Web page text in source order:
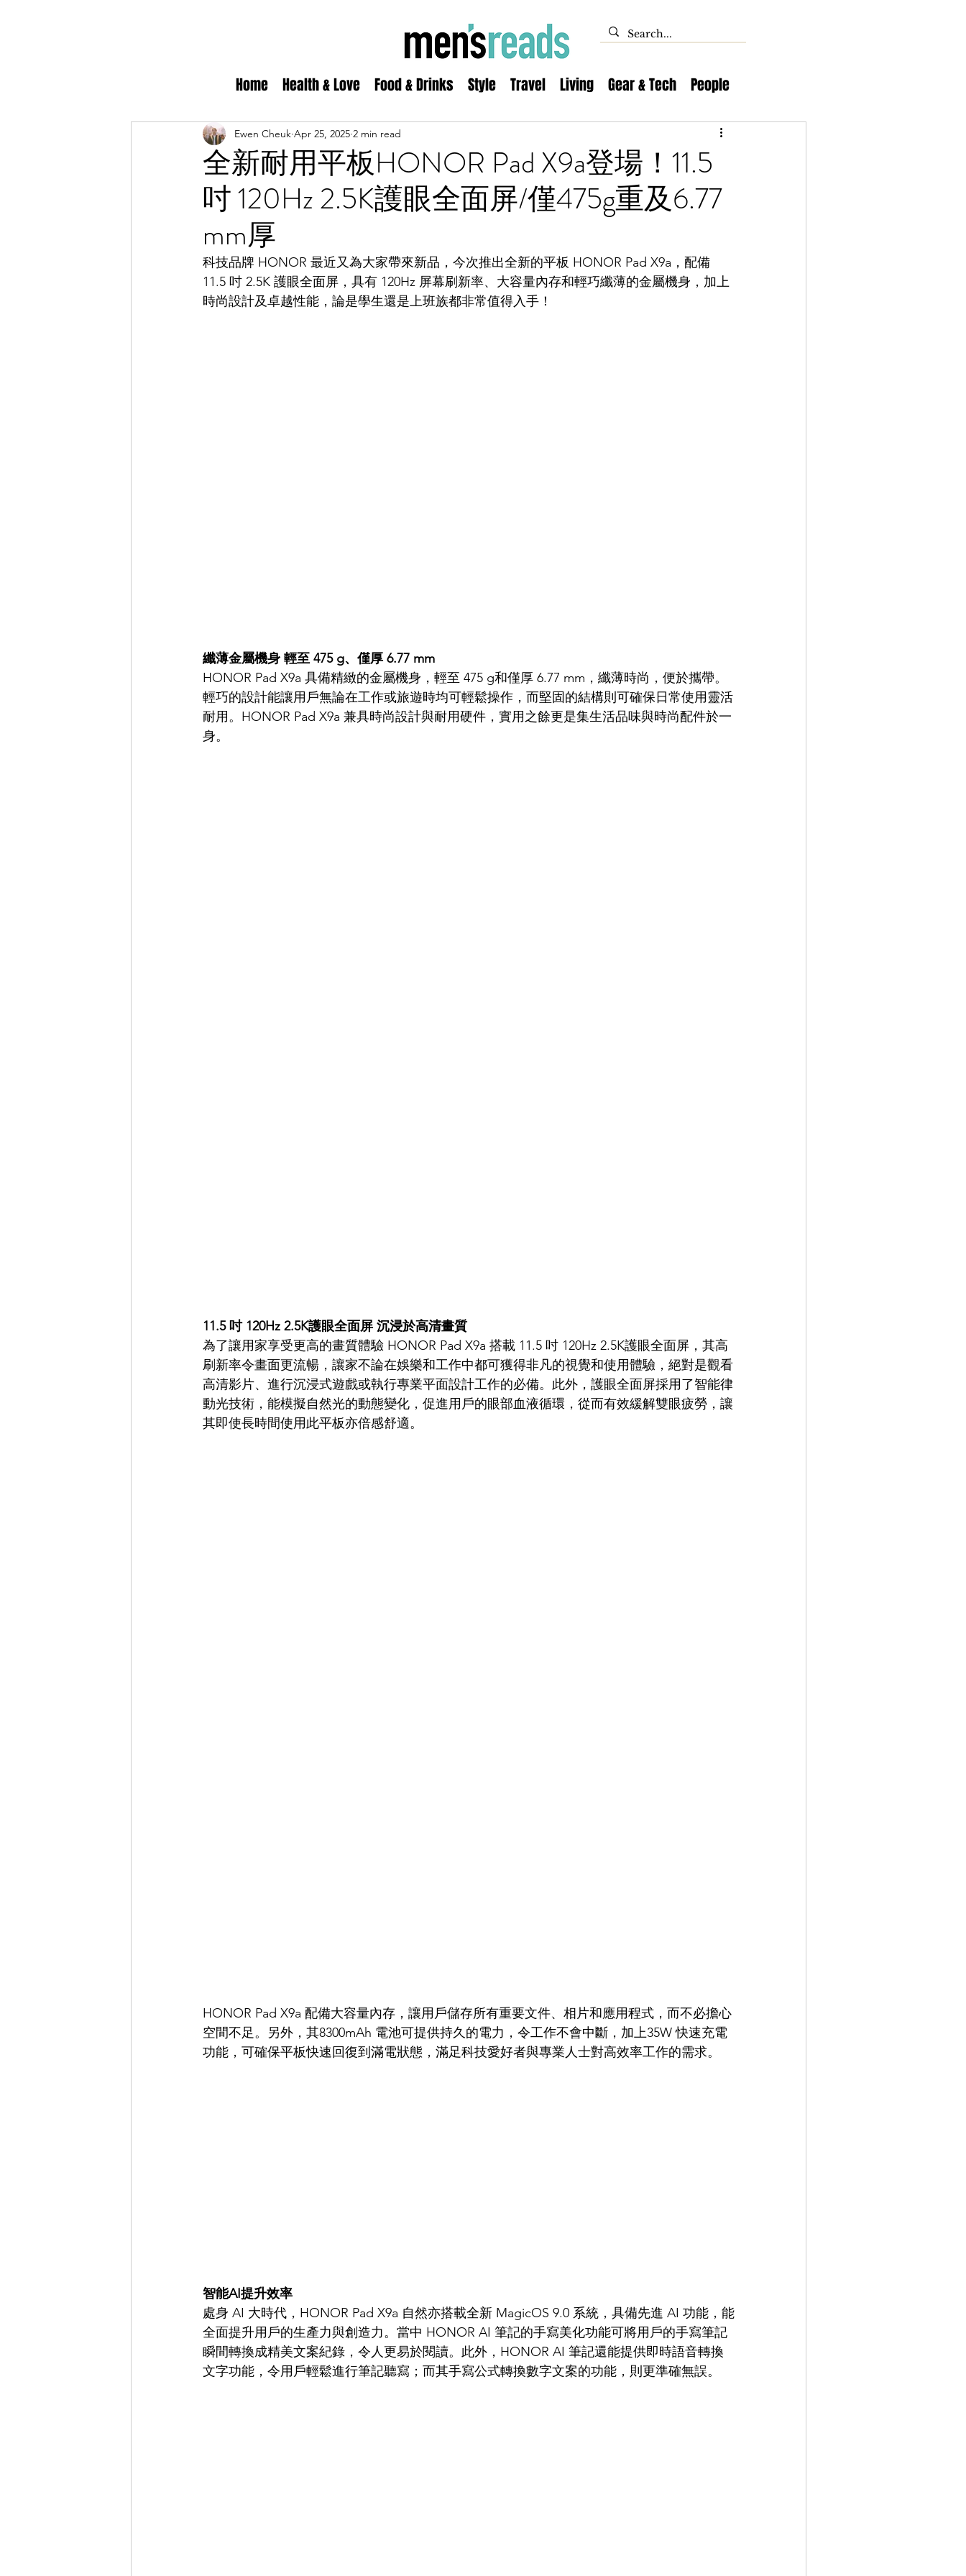
Home Health & Love Food & Drinks Style Travel Living Gear & Tech People
全新耐用平板HONOR Pad X9a登場！11.5
吋 120Hz 2.5K護眼全面屏/僅475g重及6.77
mm厚
Ewen Cheuk Apr 25, 2025 2 min read
科技品牌 HONOR 最近又為大家帶來新品，今次推出全新的平板 HONOR Pad X9a，配備
11.5 吋 2.5K 護眼全面屏，具有 120Hz 屏幕刷新率、大容量內存和輕巧纖薄的金屬機身，加上
時尚設計及卓越性能，論是學生還是上班族都非常值得入手！
纖薄金屬機身 輕至 475 g、僅厚 6.77 mm
HONOR Pad X9a 具備精緻的金屬機身，輕至 475 g和僅厚 6.77 mm，纖薄時尚，便於攜帶。
輕巧的設計能讓用戶無論在工作或旅遊時均可輕鬆操作，而堅固的結構則可確保日常使用靈活
耐用。HONOR Pad X9a 兼具時尚設計與耐用硬件，實用之餘更是集生活品味與時尚配件於一
身。
11.5 吋 120Hz 2.5K護眼全面屏 沉浸於高清畫質
為了讓用家享受更高的畫質體驗 HONOR Pad X9a 搭載 11.5 吋 120Hz 2.5K護眼全面屏，其高
刷新率令畫面更流暢，讓家不論在娛樂和工作中都可獲得非凡的視覺和使用體驗，絕對是觀看
高清影片、進行沉浸式遊戲或執行專業平面設計工作的必備。此外，護眼全面屏採用了智能律
動光技術，能模擬自然光的動態變化，促進用戶的眼部血液循環，從而有效緩解雙眼疲勞，讓
其即使長時間使用此平板亦倍感舒適。
HONOR Pad X9a 配備大容量內存，讓用戶儲存所有重要文件、相片和應用程式，而不必擔心
空間不足。另外，其8300mAh 電池可提供持久的電力，令工作不會中斷，加上35W 快速充電
功能，可確保平板快速回復到滿電狀態，滿足科技愛好者與專業人士對高效率工作的需求。
智能AI提升效率
處身 AI 大時代，HONOR Pad X9a 自然亦搭載全新 MagicOS 9.0 系統，具備先進 AI 功能，能
全面提升用戶的生產力與創造力。當中 HONOR AI 筆記的手寫美化功能可將用戶的手寫筆記
瞬間轉換成精美文案紀錄，令人更易於閱讀。此外，HONOR AI 筆記還能提供即時語音轉換
文字功能，令用戶輕鬆進行筆記聽寫；而其手寫公式轉換數字文案的功能，則更準確無誤。